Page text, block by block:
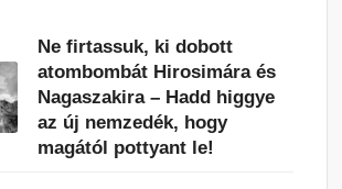
Ne firtassuk, ki dobott
atombombát Hirosimára és
Nagaszakira – Hadd higgye
az új nemzedék, hogy
magától pottyant le!